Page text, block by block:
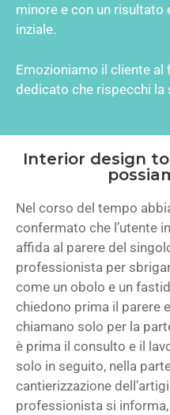
minore e con un risultato
inziale.
Emozioniamo il cliente al
dedicato che rispecchi la
Interior design
Nel corso del tempo
confermato che l’utente
affida al parere del
professionista per
come un obolo e un
chiedono prima il parere
chiamano solo per la
è prima il consulto e il
solo in seguito, nella
cantierizzazione
professionista si